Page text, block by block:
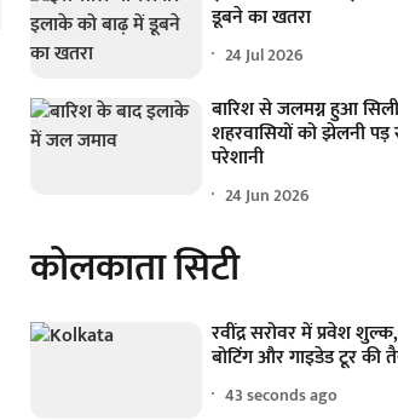
डूबने का खतरा
24 Jul 2026
बारिश से जलमग्न हुआ
शहरवासियों को झेलनी पड़
परेशानी
24 Jun 2026
कोलकाता सिटी
रवींद्र सरोवर में प्रवेश
बोटिंग और गाइडेड टूर की
43 seconds ago